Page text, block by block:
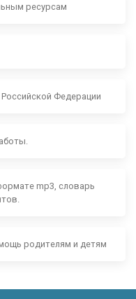
ресурсам
Федерации
mp3, словарь
родителям и детям